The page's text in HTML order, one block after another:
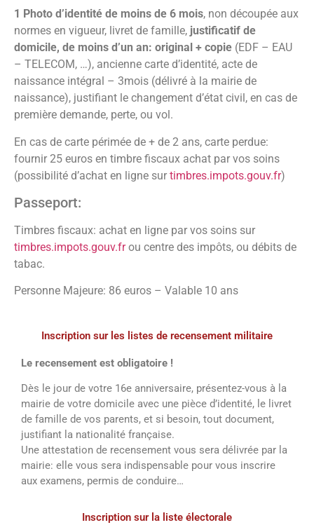
1 Photo d’identité de moins de 6 mois, non découpée aux
normes en vigueur, livret de famille, justificatif de
domicile, de moins d’un an: original + copie (EDF – EAU
– TELECOM, …), ancienne carte d’identité, acte de
naissance intégral – 3mois (délivré à la mairie de
naissance), justifiant le changement d’état civil, en cas de
première demande, perte, ou vol.
En cas de carte périmée de + de 2 ans, carte perdue:
fournir 25 euros en timbre fiscaux achat par vos soins
(possibilité d’achat en ligne sur timbres.impots.gouv.fr)
Passeport:
Timbres fiscaux: achat en ligne par vos soins sur
timbres.impots.gouv.frou centre des impôts, ou débits de
tabac.
Personne Majeure: 86 euros – Valable 10 ans
Inscription sur les listes de recensement militaire
Le recensement est obligatoire !
Dès le jour de votre 16e anniversaire, présentez-vous à la
mairie de votre domicile avec une pièce d’identité, le livret
de famille de vos parents, et si besoin, tout document,
justifiant la nationalité française.
Une attestation de recensement vous sera délivrée par la
mairie: elle vous sera indispensable pour vous inscrire
aux examens, permis de conduire…
Inscription sur la liste électorale